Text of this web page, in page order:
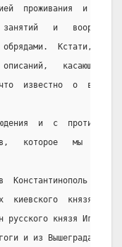
проживания  и
и
обрядами.  Кстати,
касающиеся
известно  о
и  с
которое   мы
Константинополь  из
киевского  князя],
русского князя Игоря,
и из Вышеграда.